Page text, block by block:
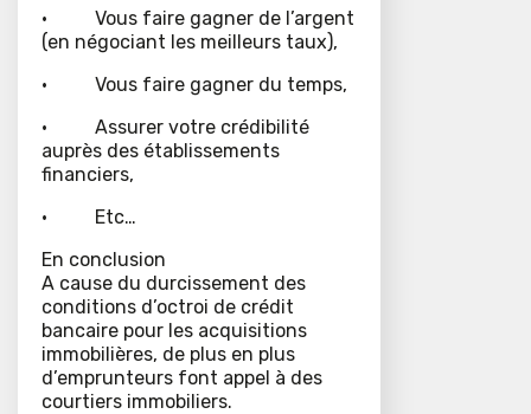
• Vous faire gagner de l’argent
(en négociant les meilleurs taux),
• Vous faire gagner du temps,
• Assurer votre crédibilité
auprès des établissements
financiers,
• Etc…
En conclusion
A cause du durcissement des
conditions d’octroi de crédit
bancaire pour les acquisitions
immobilières, de plus en plus
d’emprunteurs font appel à des
courtiers immobiliers.